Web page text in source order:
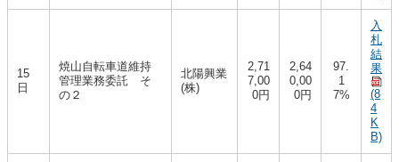
15
日
焼山自転車道維持
管理業務委託 そ
の２
北陽興業
(株)
2,71
7,00
0円
2,64
0,00
0円
97.
1
7%
入
札
結
果
(8
4
K
B)